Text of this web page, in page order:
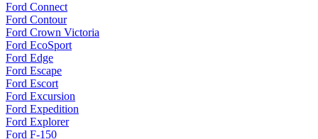
Ford Connect
Ford Contour
Ford Crown Victoria
Ford EcoSport
Ford Edge
Ford Escape
Ford Escort
Ford Excursion
Ford Expedition
Ford Explorer
Ford F-150